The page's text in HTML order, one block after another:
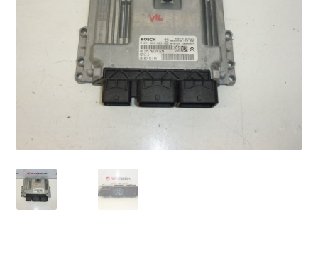
Obchodné podmienky
Ochrana osobních údajů
Platby